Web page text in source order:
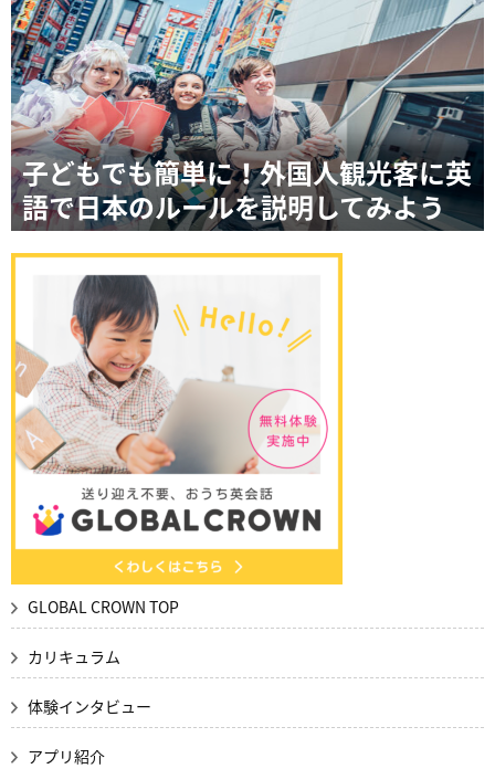
子どもでも簡単に！外国人観光客に英
語で日本のルールを説明してみよう
GLOBAL CROWN TOP
カリキュラム
体験インタビュー
アプリ紹介